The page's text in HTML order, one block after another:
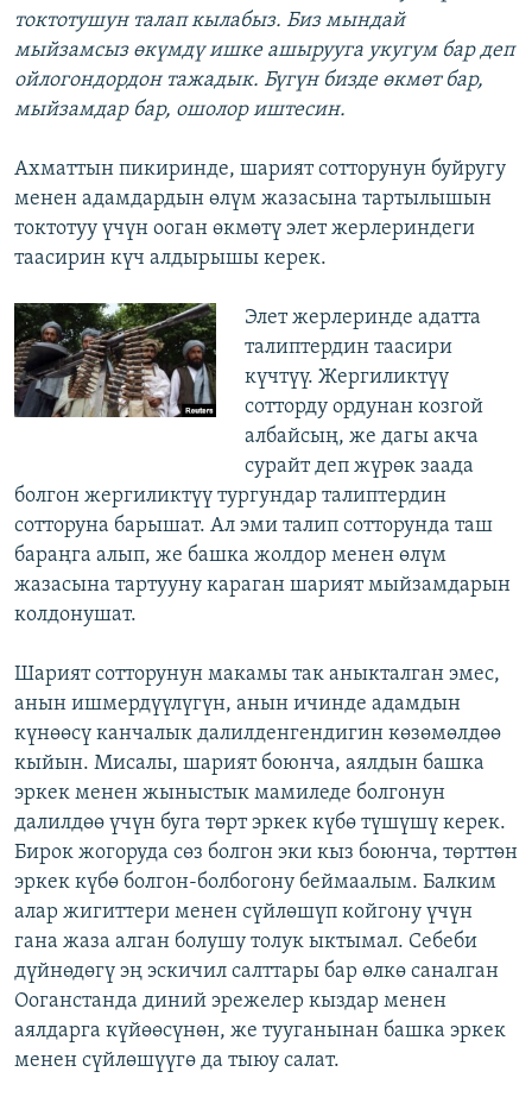
токтотушун талап кылабыз. Биз мындай
мыйзамсыз өкүмдү ишке ашырууга укугум бар деп
ойлогондордон тажадык. Бүгүн бизде өкмөт бар,
мыйзамдар бар, ошолор иштесин.
Ахматтын пикиринде, шарият сотторунун буйругу
менен адамдардын өлүм жазасына тартылышын
токтотуу үчүн ооган өкмөтү элет жерлериндеги
таасирин күч алдырышы керек.
Элет жерлеринде адатта
талиптердин таасири
күчтүү. Жергиликтүү
сотторду ордунан козгой
албайсың, же дагы акча
сурайт деп жүрөк заада
болгон жергиликтүү тургундар талиптердин
сотторуна барышат. Ал эми талип сотторунда таш
бараңга алып, же башка жолдор менен өлүм
жазасына тартууну караган шарият мыйзамдарын
колдонушат.
Шарият сотторунун макамы так аныкталган эмес,
анын ишмердүүлүгүн, анын ичинде адамдын
күнөөсү канчалык далилденгендигин көзөмөлдөө
кыйын. Мисалы, шарият боюнча, аялдын башка
эркек менен жыныстык мамиледе болгонун
далилдөө үчүн буга төрт эркек күбө түшүшү керек.
Бирок жогоруда сөз болгон эки кыз боюнча, төрттөн
эркек күбө болгон-болбогону беймаалым. Балким
алар жигиттери менен сүйлөшүп койгону үчүн
гана жаза алган болушу толук ыктымал. Себеби
дүйнөдөгү эң эскичил салттары бар өлкө саналган
Ооганстанда диний эрежелер кыздар менен
аялдарга күйөөсүнөн, же тууганынан башка эркек
менен сүйлөшүүгө да тыюу салат.